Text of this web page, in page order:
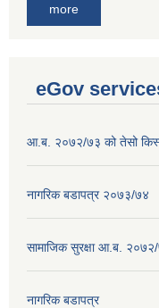
more
eGov
आ.ब. २०७२/७३ को तेसो किस्ता
नागरिक बडापत्र २०७३/७४
सामाजिक सुरक्षा आ.ब.
नागरिक बडापत्र